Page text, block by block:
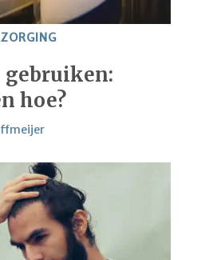
gebruiken:
hoe?